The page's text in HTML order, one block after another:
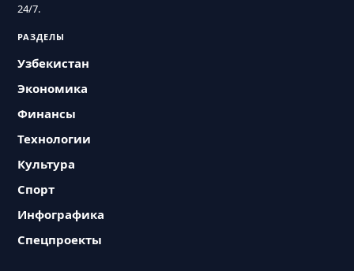
24/7.
РАЗДЕЛЫ
Узбекистан
Экономика
Финансы
Технологии
Культура
Спорт
Инфографика
Спецпроекты